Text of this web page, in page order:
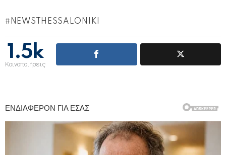
NEWSTHESSALONIKI
1.5k
Κοινοποιήσεις